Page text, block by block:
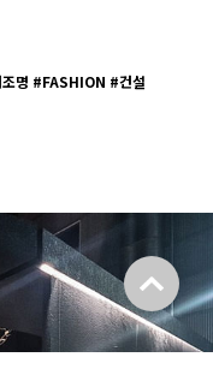
명 #FASHION #건설